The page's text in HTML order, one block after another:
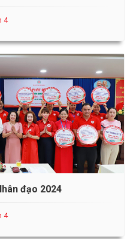
4
đạo 2024
4